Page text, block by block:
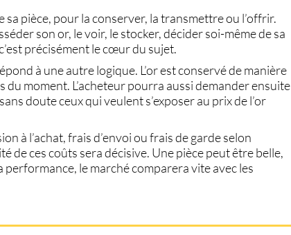
pièce, pour la conserver, la transmettre ou l’offrir.
son or, le voir, le stocker, décider soi-même de sa
précisément le cœur du sujet.
à une autre logique. L’or est conservé de manière
moment. L’acheteur pourra aussi demander ensuite
doute ceux qui veulent s’exposer au prix de l’or
à l’achat, frais d’envoi ou frais de garde selon
de ces coûts sera décisive. Une pièce peut être belle,
le marché comparera vite avec les